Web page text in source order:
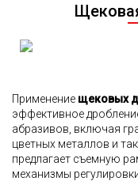
Применение щековых
эффективное
абразивов, включая
цветных металлов и
предлагает съемную
механизмы